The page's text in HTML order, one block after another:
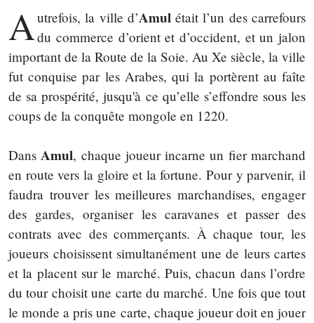
Autrefois, la ville d’Amulétait l’un des carrefours
du commerce d’orient et d’occident, et un jalon
important de la Route de la Soie. Au Xe siècle, la ville
fut conquise par les Arabes, qui la portèrent au faîte
de sa prospérité, jusqu'à ce qu’elle s’effondre sous les
coups de la conquête mongole en 1220.
DansAmul, chaque joueur incarne un fier marchand
en route vers la gloire et la fortune. Pour y parvenir, il
faudra trouver les meilleures marchandises, engager
des gardes, organiser les caravanes et passer des
contrats avec des commerçants. À chaque tour, les
joueurs choisissent simultanément une de leurs cartes
et la placent sur le marché. Puis, chacun dans l’ordre
du tour choisit une carte du marché. Une fois que tout
le monde a pris une carte, chaque joueur doit en jouer